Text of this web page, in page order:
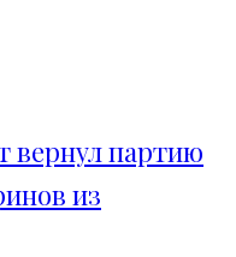
вернул партию
из